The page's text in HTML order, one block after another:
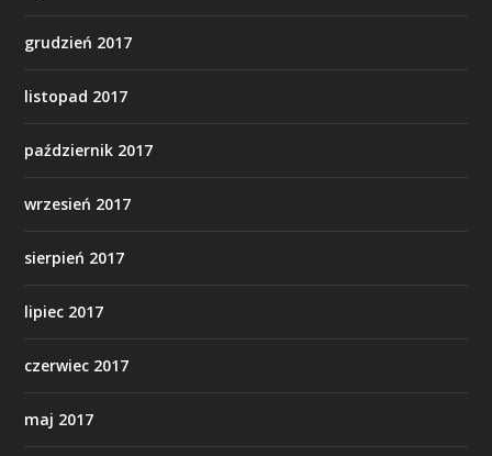
grudzień 2017
listopad 2017
październik 2017
wrzesień 2017
sierpień 2017
lipiec 2017
czerwiec 2017
maj 2017